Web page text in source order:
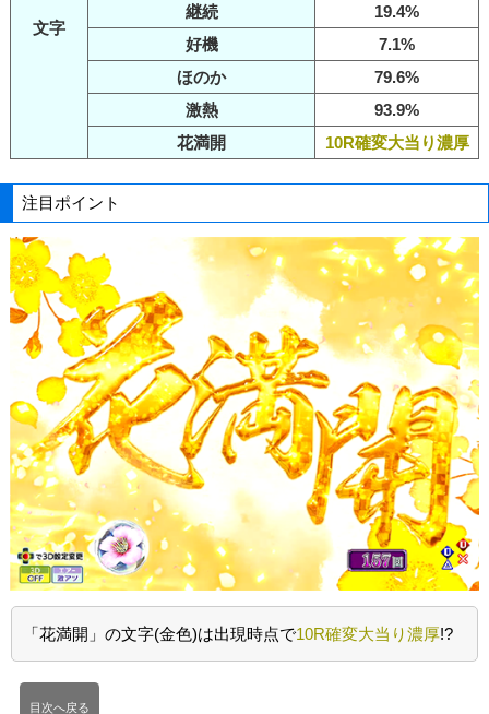
文字
継続
19.4%
好機
7.1%
ほのか
79.6%
激熱
93.9%
花満開
10R確変大当り濃厚
注目ポイント
「花満開」の文字(金色)は出現時点で10R確変大当り濃厚!?
目次へ戻る